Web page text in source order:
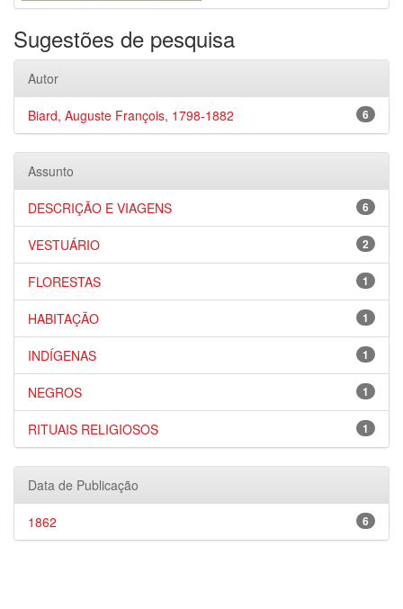
Sugestões de pesquisa
Autor
6
Biard, Auguste François, 1798-1882
Assunto
6
DESCRIÇÃO E VIAGENS
2
VESTUÁRIO
1
FLORESTAS
1
HABITAÇÃO
1
INDÍGENAS
1
NEGROS
1
RITUAIS RELIGIOSOS
Data de Publicação
6
1862